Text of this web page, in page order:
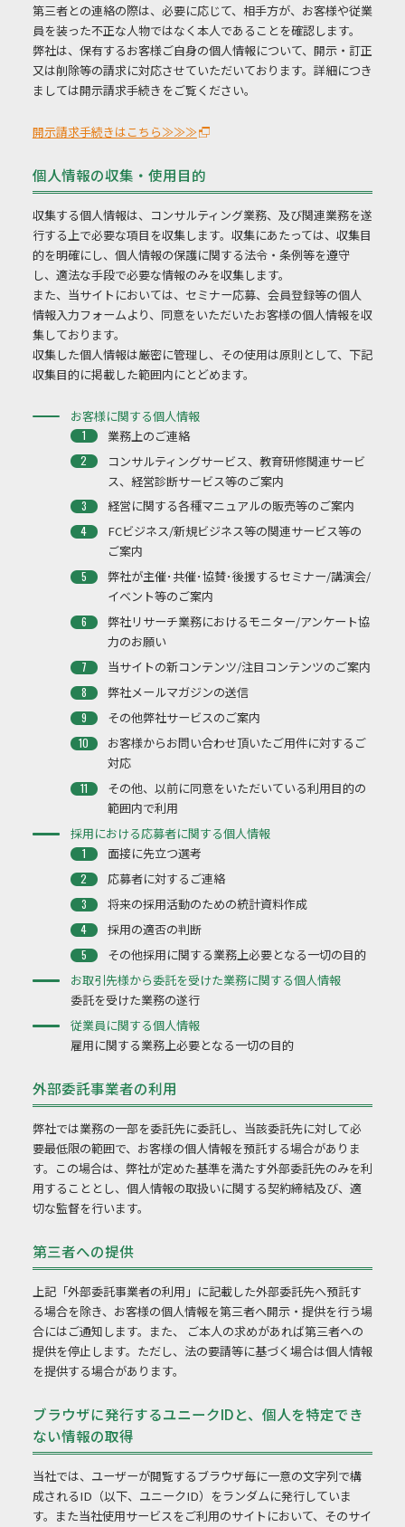
第三者との連絡の際は、必要に応じて、相手方が、お客様や従業
員を装った不正な人物ではなく本人であることを確認します。
弊社は、保有するお客様ご自身の個人情報について、開示・訂正
又は削除等の請求に対応させていただいております。詳細につき
ましては開示請求手続きをご覧ください。
開示請求手続きはこちら≫≫≫
個人情報の収集・使用目的
収集する個人情報は、コンサルティング業務、及び関連業務を遂
行する上で必要な項目を収集します。収集にあたっては、収集目
的を明確にし、個人情報の保護に関する法令・条例等を遵守
し、適法な手段で必要な情報のみを収集します。
また、当サイトにおいては、セミナー応募、会員登録等の個人
情報入力フォームより、同意をいただいたお客様の個人情報を収
集しております。
収集した個人情報は厳密に管理し、その使用は原則として、下記
収集目的に掲載した範囲内にとどめます。
お客様に関する個人情報
業務上のご連絡
コンサルティングサービス、教育研修関連サービ
ス、経営診断サービス等のご案内
経営に関する各種マニュアルの販売等のご案内
FCビジネス/新規ビジネス等の関連サービス等の
ご案内
弊社が主催･共催･協賛･後援するセミナー/講演会/
イベント等のご案内
弊社リサーチ業務におけるモニター/アンケート協
力のお願い
当サイトの新コンテンツ/注目コンテンツのご案内
弊社メールマガジンの送信
その他弊社サービスのご案内
お客様からお問い合わせ頂いたご用件に対するご
対応
その他、以前に同意をいただいている利用目的の
範囲内で利用
採用における応募者に関する個人情報
面接に先立つ選考
応募者に対するご連絡
将来の採用活動のための統計資料作成
採用の適否の判断
その他採用に関する業務上必要となる一切の目的
お取引先様から委託を受けた業務に関する個人情報
委託を受けた業務の遂行
従業員に関する個人情報
雇用に関する業務上必要となる一切の目的
外部委託事業者の利用
弊社では業務の一部を委託先に委託し、当該委託先に対して必
要最低限の範囲で、お客様の個人情報を預託する場合がありま
す。この場合は、弊社が定めた基準を満たす外部委託先のみを利
用することとし、個人情報の取扱いに関する契約締結及び、適
切な監督を行います。
第三者への提供
上記「外部委託事業者の利用」に記載した外部委託先へ預託す
る場合を除き、お客様の個人情報を第三者へ開示・提供を行う場
合にはご通知します。また、 ご本人の求めがあれば第三者への
提供を停止します。ただし、法の要請等に基づく場合は個人情報
を提供する場合があります。
ブラウザに発行するユニークIDと、個人を特定でき
ない情報の取得
当社では、ユーザーが閲覧するブラウザ毎に一意の文字列で構
成されるID（以下、ユニークID）をランダムに発行していま
す。また当社使用サービスをご利用のサイトにおいて、そのサイ